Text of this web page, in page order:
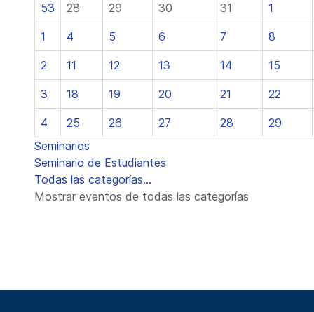
53 28 29 30 31 1
1 4 5 6 7 8
2 11 12 13 14 15
3 18 19 20 21 22
4 25 26 27 28
29
Seminarios
Seminario de Estudiantes
Todas las categorías...
Mostrar eventos de todas las categorías